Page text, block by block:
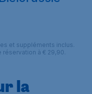
et suppléments inclus.
à € 29,90.
la